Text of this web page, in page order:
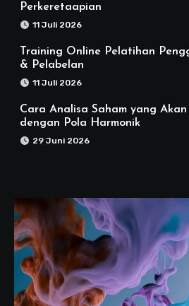
Perkeretaapian
11 Juli 2026
Training Online Pelatihan
& Pelabelan
11 Juli 2026
Cara Analisa Saham yang
dengan Pola Harmonik
29 Juni 2026